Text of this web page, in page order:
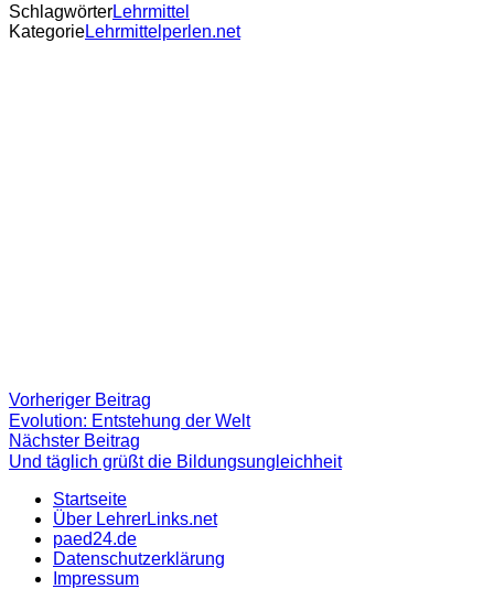
SchlagwörterLehrmittel
KategorieLehrmittelperlen.net
Beitragsnavigation
Vorheriger Beitrag
Beitrag:
Evolution: Entstehung der Welt
Nächster Beitrag
Beitrag
Und täglich grüßt die Bildungsungleichheit
Startseite
Über LehrerLinks.net
paed24.de
Datenschutzerklärung
Impressum